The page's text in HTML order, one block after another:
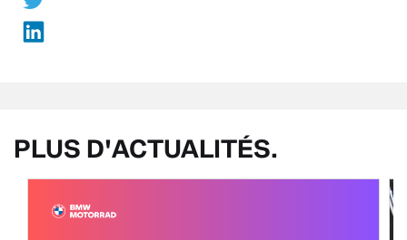
PLUS D'ACTUALITÉS.